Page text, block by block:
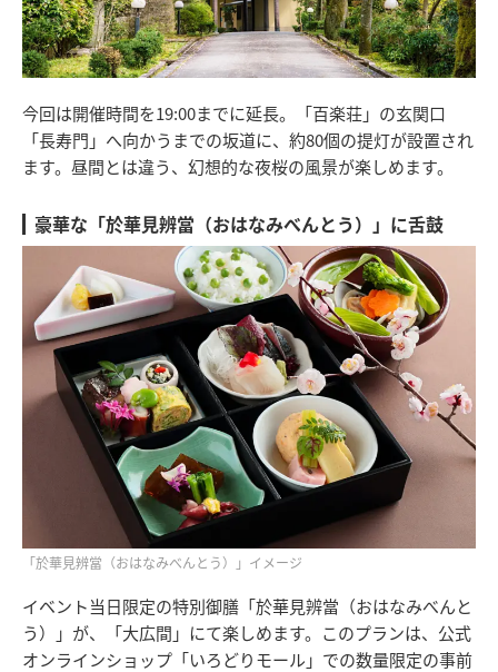
今回は開催時間を19:00までに延長。「百楽荘」の玄関口
「長寿門」へ向かうまでの坂道に、約80個の提灯が設置され
ます。昼間とは違う、幻想的な夜桜の風景が楽しめます。
豪華な「於華見辨當（おはなみべんとう）」に舌鼓
「於華見辨當（おはなみべんとう）」イメージ
イベント当日限定の特別御膳「於華見辨當（おはなみべんと
う）」が、「大広間」にて楽しめます。このプランは、公式
オンラインショップ「いろどりモール」での数量限定の事前